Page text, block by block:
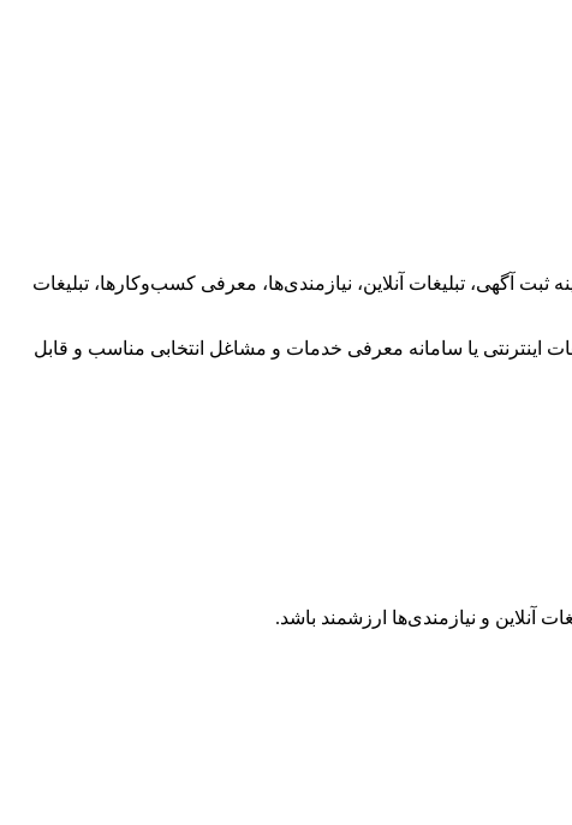
آگهی، تبلیغات آنلاین، نیازمندی‌ها، معرفی کسب‌وکارها، تبلیغات
اینترنتی یا سامانه معرفی خدمات و مشاغل انتخابی مناسب و قابل
و نیازمندی‌ها ارزشمند باشد.